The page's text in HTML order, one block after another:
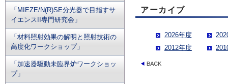
「MIEZE/N(R)SE分光器で目指すサ
イエンスII専門研究会」
「材料照射効果の解明と照射技術の
高度化ワークショップ」
「加速器駆動未臨界炉ワークショッ
プ」
アーカイブ
2026年度
2012年度